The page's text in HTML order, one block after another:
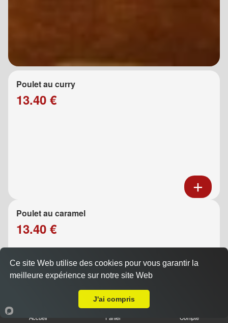
Poulet au curry
13.40 €
Poulet au caramel
13.40 €
Accueil Panier Compte
Ce site Web utilise des cookies pour vous garantir la
meilleure expérience sur notre site Web
J'ai compris